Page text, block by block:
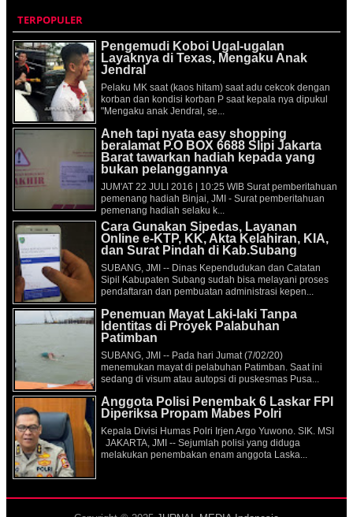
TERPOPULER
Pengemudi Koboi Ugal-ugalan
Layaknya di Texas, Mengaku Anak
Jendral
Pelaku MK saat (kaos hitam) saat adu cekcok dengan
korban dan kondisi korban P saat kepala nya dipukul
"Mengaku anak Jendral, se...
Aneh tapi nyata easy shopping
beralamat P.O BOX 6688 Slipi Jakarta
Barat tawarkan hadiah kepada yang
bukan pelanggannya
JUM'AT 22 JULI 2016 | 10:25 WIB Surat pemberitahuan
pemenang hadiah Binjai, JMI - Surat pemberitahuan
pemenang hadiah selaku k...
Cara Gunakan Sipedas, Layanan
Online e-KTP, KK, Akta Kelahiran, KIA,
dan Surat Pindah di Kab.Subang
SUBANG, JMI -- Dinas Kependudukan dan Catatan
Sipil Kabupaten Subang sudah bisa melayani proses
pendaftaran dan pembuatan administrasi kepen...
Penemuan Mayat Laki-laki Tanpa
Identitas di Proyek Palabuhan
Patimban
SUBANG, JMI -- Pada hari Jumat (7/02/20)
menemukan mayat di pelabuhan Patimban. Saat ini
sedang di visum atau autopsi di puskesmas Pusa...
Anggota Polisi Penembak 6 Laskar FPI
Diperiksa Propam Mabes Polri
Kepala Divisi Humas Polri Irjen Argo Yuwono. SIK. MSI
JAKARTA, JMI -- Sejumlah polisi yang diduga
melakukan penembakan enam anggota Laska...